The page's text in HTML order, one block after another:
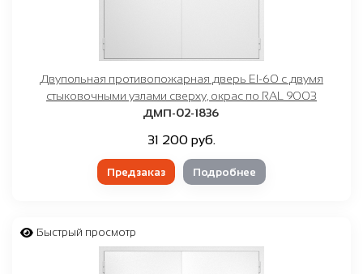
Двупольная противопожарная дверь EI-60 с двумя
стыковочными узлами сверху, окрас по RAL 9003
ДМП-02-1836
31 200 руб.
Предзаказ Подробнее
Быстрый просмотр